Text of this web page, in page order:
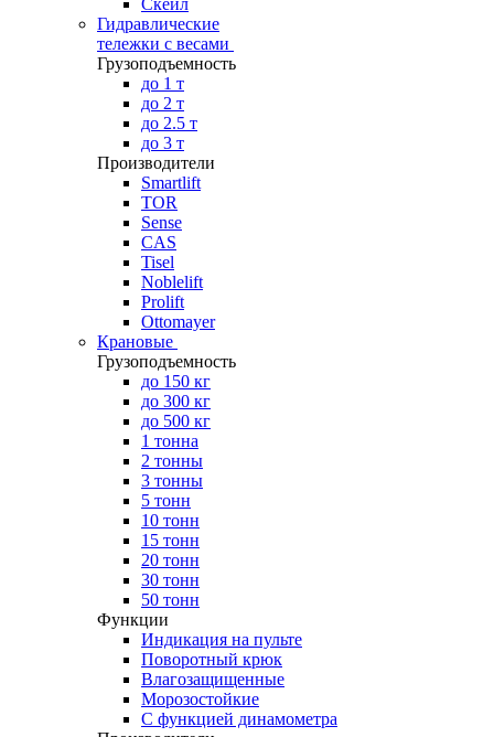
Скейл
Гидравлические
тележки с весами
Грузоподъемность
до 1 т
до 2 т
до 2.5 т
до 3 т
Производители
Smartlift
TOR
Sense
CAS
Tisel
Noblelift
Prolift
Ottomayer
Крановые
Грузоподъемность
до 150 кг
до 300 кг
до 500 кг
1 тонна
2 тонны
3 тонны
5 тонн
10 тонн
15 тонн
20 тонн
30 тонн
50 тонн
Функции
Индикация на пульте
Поворотный крюк
Влагозащищенные
Морозостойкие
С функцией динамометра